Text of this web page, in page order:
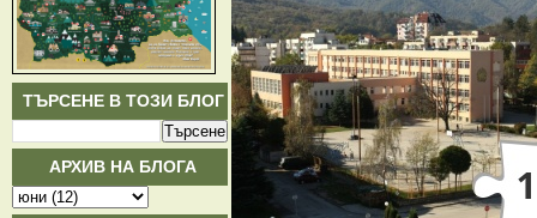
ТЪРСЕНЕ В ТОЗИ БЛОГ
АРХИВ НА БЛОГА